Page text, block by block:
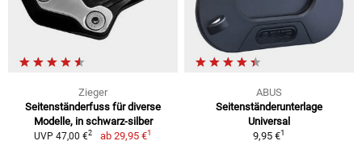
Zieger
Seitenständerfuss für diverse
Modelle, in schwarz-silber
UVP 47,00 €2 ab 29,95 €1
ABUS
Seitenständerunterlage
Universal
9,95 €1